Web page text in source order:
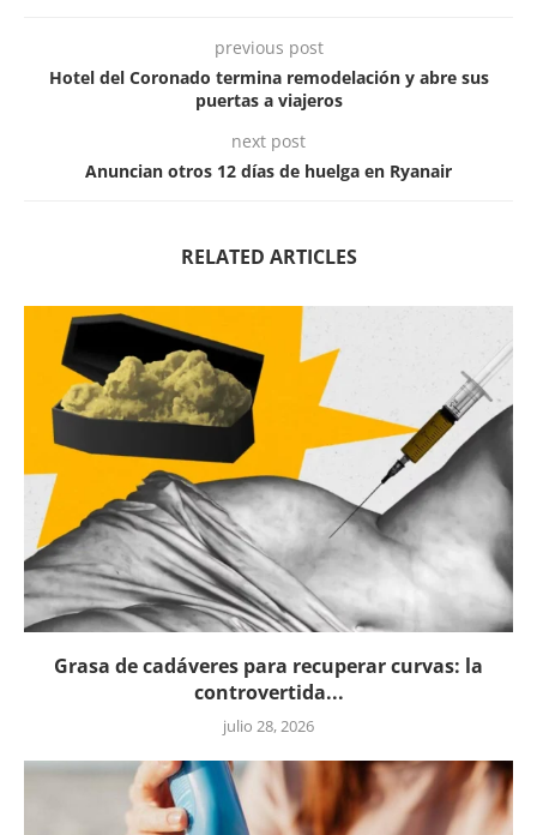
previous post
Hotel del Coronado termina remodelación y abre sus
puertas a viajeros
next post
Anuncian otros 12 días de huelga en Ryanair
RELATED ARTICLES
Grasa de cadáveres para recuperar curvas: la
controvertida...
julio 28, 2026